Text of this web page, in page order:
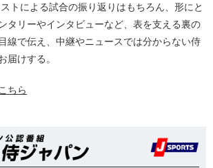
トによる試合の振り返りはもちろん、形にと
タリーやインタビューなど、表を支える裏の
線で伝え、中継やニュースでは分からない侍
届けする。
ちら